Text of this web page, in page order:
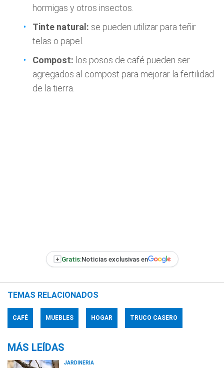
hormigas y otros insectos.
Tinte natural: se pueden utilizar para teñir
telas o papel.
Compost: los posos de café pueden ser
agregados al compost para mejorar la fertilidad
de la tierra.
+ Gratis:Noticias exclusivas en
TEMAS RELACIONADOS
CAFÉ MUEBLES HOGAR TRUCO CASERO
MÁS LEÍDAS
JARDINERÍA